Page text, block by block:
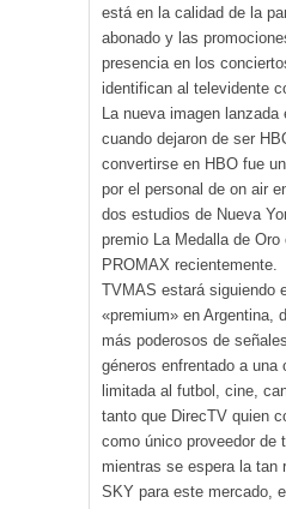
está en la calidad de la
abonado y las
presencia en los
identifican al televidente
La nueva imagen lanzada
cuando dejaron de ser
convertirse en HBO fue
por el personal de on air
dos estudios de Nueva
premio La Medalla de Oro
PROMAX recientemente.
TVMAS estará siguiendo
«premium» en Argentina,
más poderosos de
géneros enfrentado a una
limitada al futbol, cine,
tanto que DirecTV quien
como único proveedor de
mientras se espera la tan
SKY para este mercado,